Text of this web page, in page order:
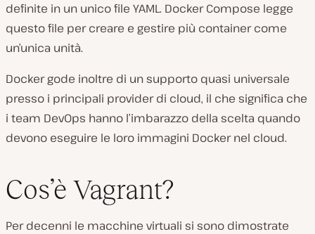
definite in un unico file YAML. Docker Compose legge
questo file per creare e gestire più container come
un’unica unità.
Docker gode inoltre di un supporto quasi universale
presso i principali provider di cloud, il che significa che
i team DevOps hanno l’imbarazzo della scelta quando
devono eseguire le loro immagini Docker nel cloud.
Cos’è Vagrant?
Per decenni le macchine virtuali si sono dimostrate